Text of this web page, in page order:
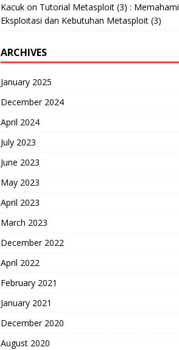
Kacukon Tutorial Metasploit (3) : Memahami
Eksploitasi dan Kebutuhan Metasploit (3)
ARCHIVES
January 2025
December 2024
April 2024
July 2023
June 2023
May 2023
April 2023
March 2023
December 2022
April 2022
February 2021
January 2021
December 2020
August 2020